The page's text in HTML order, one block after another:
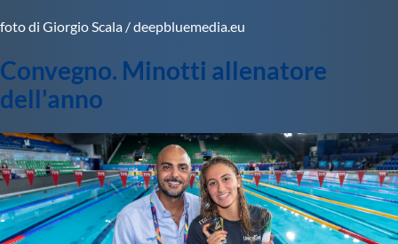
foto di Giorgio Scala / deepbluemedia.eu
Convegno. Minotti allenatore
dell'anno